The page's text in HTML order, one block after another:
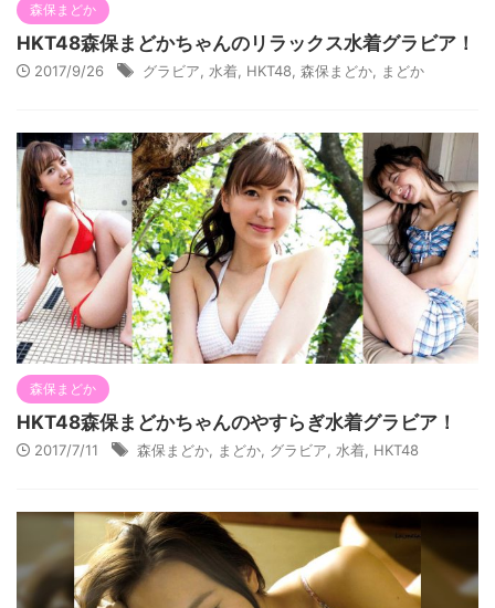
森保まどか
HKT48森保まどかちゃんのリラックス水着グラビア！
2017/9/26 グラビア 水着 HKT48 森保まどか まどか
森保まどか
HKT48森保まどかちゃんのやすらぎ水着グラビア！
2017/7/11 森保まどか まどか グラビア 水着 HKT48